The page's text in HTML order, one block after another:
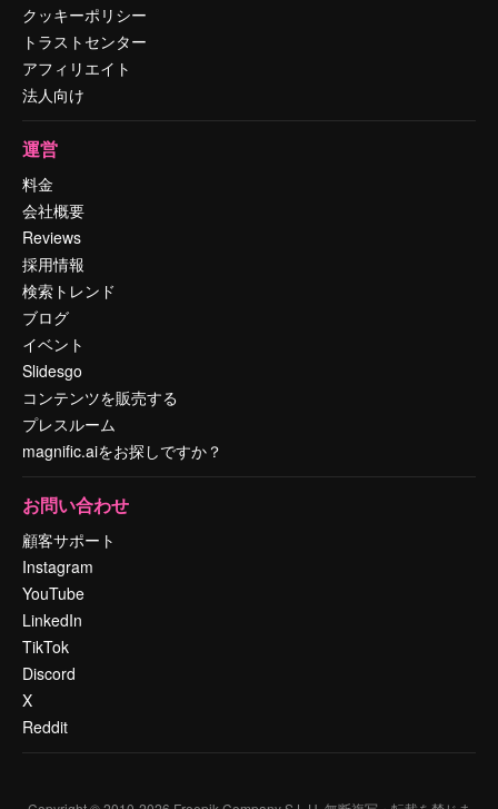
クッキーポリシー
トラストセンター
アフィリエイト
法人向け
運営
料金
会社概要
Reviews
採用情報
検索トレンド
ブログ
イベント
Slidesgo
コンテンツを販売する
プレスルーム
magnific.aiをお探しですか？
お問い合わせ
顧客サポート
Instagram
YouTube
LinkedIn
TikTok
Discord
X
Reddit